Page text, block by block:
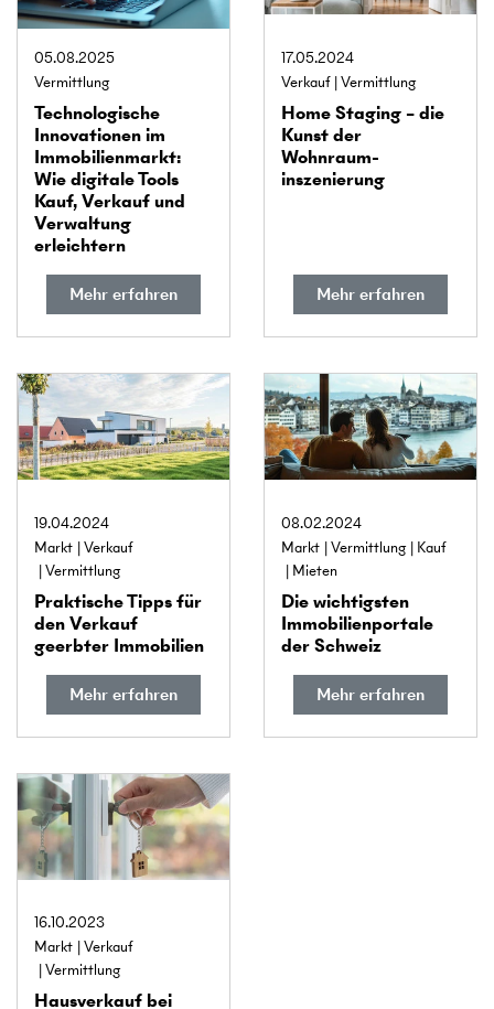
05.08.2025
Vermittlung
Technologische
Innovationen im
Immobilien­markt:
Wie digitale Tools
Kauf, Verkauf und
Verwaltung
erleichtern
Mehr erfahren
17.05.2024
Verkauf Vermittlung
Home Staging – die
Kunst der
Wohnraum­
inszenierung
Mehr erfahren
19.04.2024
Markt Verkauf
Vermittlung
Praktische Tipps für
den Verkauf
geerbter Immobilien
Mehr erfahren
08.02.2024
Markt Vermittlung Kauf
Mieten
Die wichtigsten
Immobilienportale
der Schweiz
Mehr erfahren
16.10.2023
Markt Verkauf
Vermittlung
Hausverkauf bei